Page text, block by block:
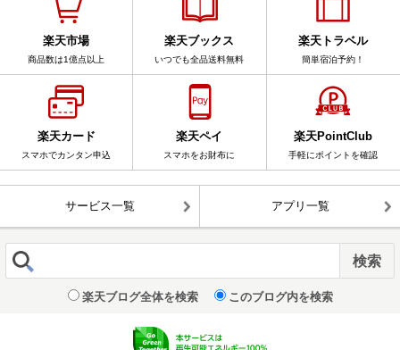
楽天市場
商品数は1億点以上
楽天ブックス
いつでも全品送料無料
楽天トラベル
簡単宿泊予約！
楽天カード
スマホでカンタン申込
楽天ペイ
スマホをお財布に
楽天PointClub
手軽にポイントを確認
サービス一覧 アプリ一覧
楽天ブログ全体を検索 このブログ内を検索